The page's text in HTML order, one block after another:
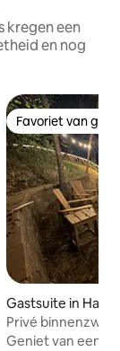
kregen een
en nog
beoordeling van
Favoriet van
Favoriet van
Gastsuite in
Privé
sauna,
Geniet van een